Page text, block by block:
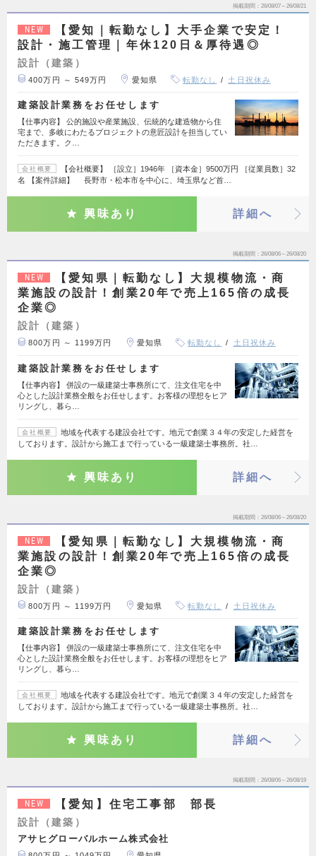
掲載期間 26/08/07～26/08/21
NEW
【愛知｜転勤なし】大手企業で安定！
設計・施工管理｜年休120日＆厚待遇◎
設計（建築）
400万円 ～ 549万円 愛知県 転勤なし 土日祝休み
建築設計業務をお任せします
【仕事内容】 公的施設や産業施設、伝統的な建造物から住
宅まで、多岐にわたるプロジェクトの意匠設計を担当してい
ただきます。ク…
会社概要
【会社概要】 ［設立］1946年 ［資本金］9500万円 ［従業員数］32
名 【案件詳細】 長野市・松本市を中心に、埼玉県など首…
興味あり 詳細へ
掲載期間 26/08/06～26/08/20
NEW
【愛知県｜転勤なし】大規模物流・商
業施設の設計！創業20年で売上165倍の成長
企業◎
設計（建築）
800万円 ～ 1199万円 愛知県 転勤なし 土日祝休み
建築設計業務をお任せします
【仕事内容】 併設の一級建築士事務所にて、注文住宅を中
心とした設計業務全般をお任せします。お客様の理想をヒア
リングし、暮ら…
会社概要
地域を代表する建設会社です。地元で創業３４年の安定した経営を
しております。設計から施工まで行っている一級建築士事務所。社…
興味あり 詳細へ
掲載期間 26/08/06～26/08/20
NEW
【愛知県｜転勤なし】大規模物流・商
業施設の設計！創業20年で売上165倍の成長
企業◎
設計（建築）
800万円 ～ 1199万円 愛知県 転勤なし 土日祝休み
建築設計業務をお任せします
【仕事内容】 併設の一級建築士事務所にて、注文住宅を中
心とした設計業務全般をお任せします。お客様の理想をヒア
リングし、暮ら…
会社概要
地域を代表する建設会社です。地元で創業３４年の安定した経営を
しております。設計から施工まで行っている一級建築士事務所。社…
興味あり 詳細へ
掲載期間 26/08/06～26/08/19
NEW 【愛知】住宅工事部 部長
設計（建築）
アサヒグローバルホーム株式会社